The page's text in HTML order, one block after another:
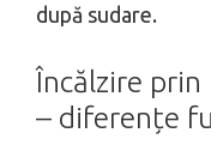
după sudare.
Încălzire
– diferențe